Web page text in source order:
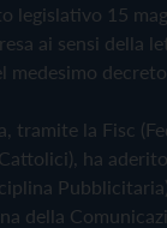
legislativo 15
ai sensi della
medesimo decreto
tramite la Fisc
ha
della